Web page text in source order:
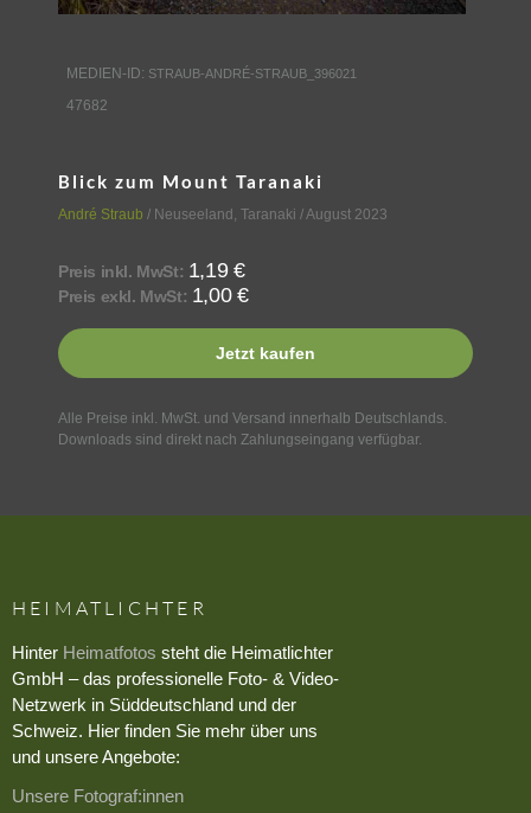
MEDIEN-ID: STRAUB-ANDRÉ-STRAUB_396021
47682
Blick zum Mount Taranaki
André Straub / Neuseeland Taranaki / August 2023
Preis inkl. MwSt: 1,19 €
Preis exkl. MwSt: 1,00 €
Jetzt kaufen
Alle Preise inkl. MwSt. und Versand innerhalb Deutschlands.
Downloads sind direkt nach Zahlungseingang verfügbar.
HEIMATLICHTER
Hinter Heimatfotos steht die Heimatlichter
GmbH – das professionelle Foto- & Video-
Netzwerk in Süddeutschland und der
Schweiz. Hier finden Sie mehr über uns
und unsere Angebote:
Unsere Fotograf:innen